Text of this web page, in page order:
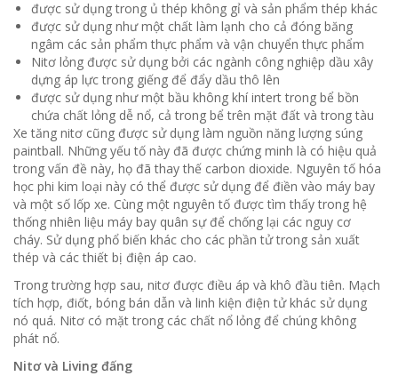
được sử dụng trong ủ thép không gỉ và sản phẩm thép khác
được sử dụng như một chất làm lạnh cho cả đóng băng
ngâm các sản phẩm thực phẩm và vận chuyển thực phẩm
Nitơ lỏng được sử dụng bởi các ngành công nghiệp dầu xây
dựng áp lực trong giếng để đẩy dầu thô lên
được sử dụng như một bầu không khí intert trong bể bồn
chứa chất lỏng dễ nổ, cả trong bể trên mặt đất và trong tàu
Xe tăng nitơ cũng được sử dụng làm nguồn năng lượng súng
paintball. Những yếu tố này đã được chứng minh là có hiệu quả
trong vấn đề này, họ đã thay thế carbon dioxide. Nguyên tố hóa
học phi kim loại này có thể được sử dụng để điền vào máy bay
và một số lốp xe. Cùng một nguyên tố được tìm thấy trong hệ
thống nhiên liệu máy bay quân sự để chống lại các nguy cơ
cháy. Sử dụng phổ biến khác cho các phần tử trong sản xuất
thép và các thiết bị điện áp cao.
Trong trường hợp sau, nitơ được điều áp và khô đầu tiên. Mạch
tích hợp, điốt, bóng bán dẫn và linh kiện điện tử khác sử dụng
nó quá. Nitơ có mặt trong các chất nổ lỏng để chúng không
phát nổ.
Nitơ và Living đấng